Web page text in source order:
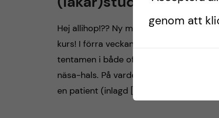
Hej allihop!?? Ny månad och, för min
kurs! I förra veckan avklarades muntliga
tentamen i både oftalmologi och öron-
näsa-hals. På vardera tenta fick man
en patient (inlagd […]
genom att